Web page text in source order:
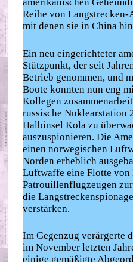
Reihe von
mit denen sie in China
Ein neu eingerichteter
Stützpunkt, der seit
Betrieb genommen, und
Boote konnten nun eng
Kollegen
russische Nuklearstation
Halbinsel Kola zu
auszuspionieren. Die
einen norwegischen
Norden erheblich
Luftwaffe eine Flotte von
Patrouillenflugzeugen
die
verstärken.
Im Gegenzug verärgerte
im November letzten
einige gemäßigte